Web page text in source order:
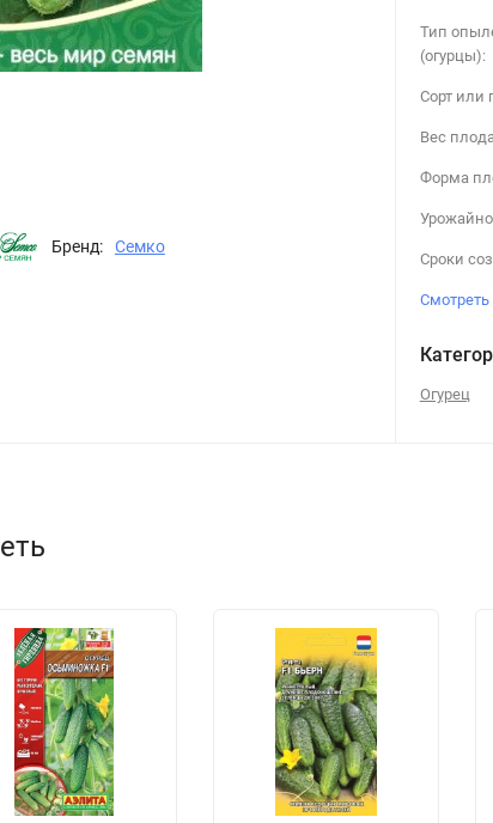
Бренд: Семко
Тип
(огурцы):
Сорт или
Вес
Форма
Сроки
Смотреть
Огурец